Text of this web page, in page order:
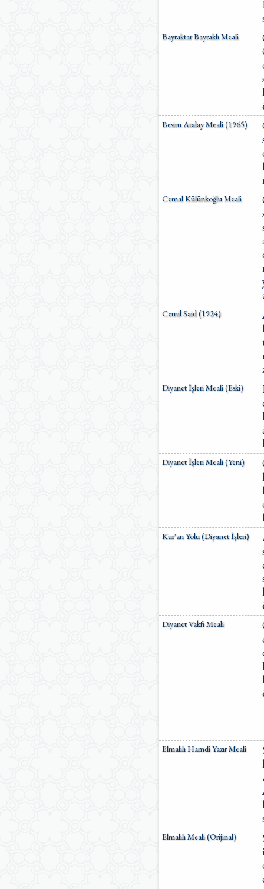
Bayraktar Bayraklı Meali
Besim Atalay Meali (1965)
Cemal Külünkoğlu Meali
Cemil Said (1924)
Diyanet İşleri Meali (Eski)
Diyanet İşleri Meali (Yeni)
Kur'an Yolu (Diyanet İşleri)
Diyanet Vakfı Meali
Elmalılı Hamdi Yazır Meali
Elmalılı Meali (Orijinal)